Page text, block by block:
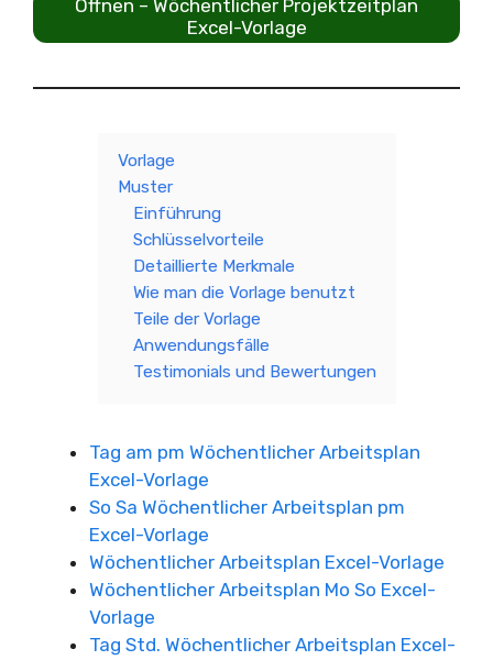
Öffnen – Wöchentlicher Projektzeitplan
Excel-Vorlage
Vorlage
Muster
Einführung
Schlüsselvorteile
Detaillierte Merkmale
Wie man die Vorlage benutzt
Teile der Vorlage
Anwendungsfälle
Testimonials und Bewertungen
Tag am pm Wöchentlicher Arbeitsplan
Excel-Vorlage
So Sa Wöchentlicher Arbeitsplan pm
Excel-Vorlage
Wöchentlicher Arbeitsplan Excel-Vorlage
Wöchentlicher Arbeitsplan Mo So Excel-
Vorlage
Tag Std. Wöchentlicher Arbeitsplan Excel-